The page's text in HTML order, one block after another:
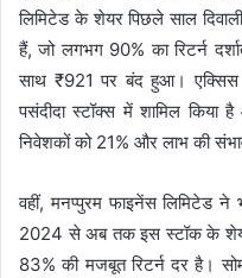
लिमिटेड के शेयर पिछले साल
हैं, जो लगभग 90% का रिटर्न
साथ ₹921 पर बंद हुआ। एक्सिस
पसंदीदा स्टॉक्स में शामिल किया
निवेशकों को 21% और लाभ की
वहीं, मनप्पुरम फाइनेंस लिमिटेड ने
2024 से अब तक इस स्टॉक के
83% की मजबूत रिटर्न दर है।